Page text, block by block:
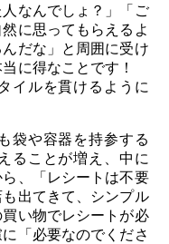
なんでしょ？」「ご
に思ってもらえるよ
だな」と周囲に受け
当に得なことです！
イルを貫けるように
袋や容器を持参する
ることが増え、中に
、「レシートは不要
出てきて、シンプル
い物でレシートが必
「必要なのでくださ